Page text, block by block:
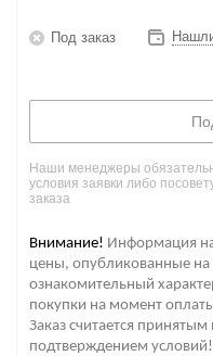
Под заказ
Наши менеджеры
условия заявки либо
заказа
Внимание! Информация на
цены, опубликованные на
ознакомительный
покупки на момент
Заказ считается
подтверждением условий!